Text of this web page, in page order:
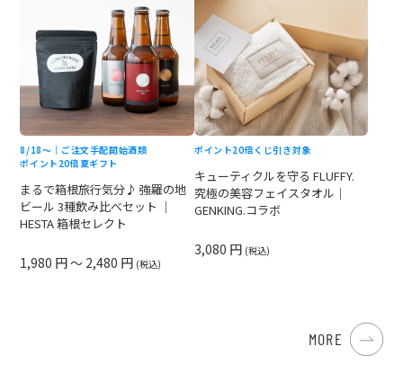
8/18〜｜ご注文手配開始酒類
ポイント20倍 夏ギフト
まるで箱根旅行気分♪ 強羅の地
ビール 3種飲み比べセット ｜
HESTA 箱根セレクト
1,980 円 ～ 2,480 円 (税込)
ポイント20倍 くじ引き対象
キューティクルを守る FLUFFY.
究極の美容フェイスタオル｜
GENKING.コラボ
3,080 円 (税込)
MORE